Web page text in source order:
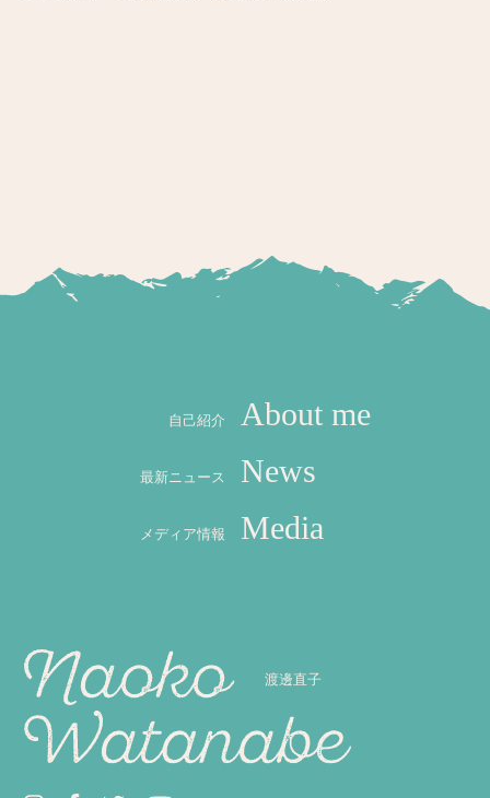
渡邊直子
自己紹介 About me
最新ニュース News
メディア情報 Media